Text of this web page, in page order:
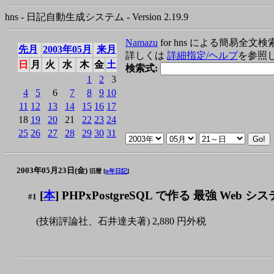
hns - 日記自動生成システム - Version 2.19.9
先月 2003年05月
来月
日
月 火 水 木 金 土
1
2
3
4
5 6 7 8 9 10
11 12 13 14 15 16 17
18 19 20 21 22 23 24
25 26 27 28 29 30 31
Namazu for hns による簡易全文検
詳しくは 詳細指定/ヘルプを参照
検索式:
2003年05月23日(金) 旧暦 [n年日記]
#1 [本] PHPxPostgreSQL で作る 最強 Web シス
(技術評論社、石井達夫著) 2,880 円外税